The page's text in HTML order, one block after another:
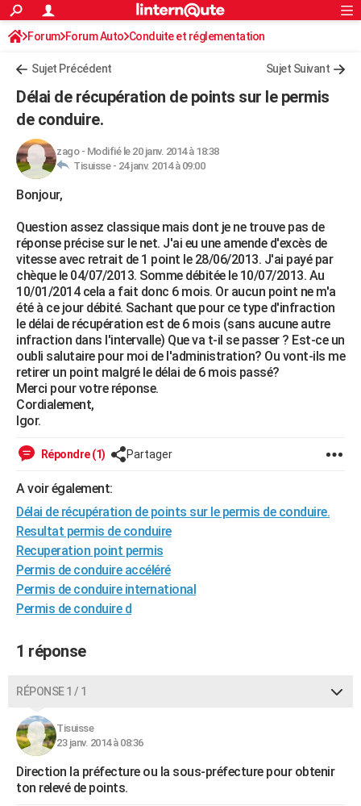
ACTUALITÉS
Politique
Société
Faits Divers
Education
Monde
Villes
+
Programme TV
TNTStreaming
Cinéma
Sorties cinéma
Musique
FINANCE
Retraite
Impôts
Epargne
Immobilier
Risques naturels par ville
Banque
Assurance
Crédit
AUTO
Essais
Réserver un essai
Citadines
Berlines
SUV
Forum auto
HIGH-TECH
Forum
Aménagement intérieur
Extérieur
Cuisine
Salle de bains
Jardinage
Rangement
WEEK-END
Guides de France
Escapades
Patrimoine
Expositions
Musées
Week-end nature
+LIFESTYLE
Art de vivre
Bien-être
Loisirs
Mode
Modes de vie
SANTE
Alimentation
Guide de la santé
Maladies
Médicaments
Sommeil
VOYAGE
Destinations
City break
Voyage nature
Voyage de noces
Forum
Climat
+PHOTO
GUIDES D'ACHAT
BONS PLANS
Carte de Noël
Carte Bonne année
Carte Saint-Valentin
Carte Pâques
Carte d'anniversaire
DICTIONNAIRE
Dictionnaire
Biographies
Citations
Expressions
Proverbes
PROGRAMME TV
COPAINS D'AVANT
S'inscrire
Se connecter
Lycées
Collèges
Primaires
Universités
Entreprises
Service militaire
Avis de recherche
AVIS DE DÉCÈS
FORUM
S'inscrire
Connexion
Forum Forum Auto Conduite et réglementation
Radars et permis
Sujet Précédent Sujet Suivant
Délai de récupération de points sur le permis
de conduire.
zago- Modifié le 20 janv. 2014 à 18:38
Tisuisse - 24 janv. 2014 à 09:00
Bonjour,
Question assez classique mais dont je ne trouve pas de
réponse précise sur le net. J'ai eu une amende d'excès de
vitesse avec retrait de 1 point le 28/06/2013. J'ai payé par
chèque le 04/07/2013. Somme débitée le 10/07/2013. Au
10/01/2014 cela a fait donc 6 mois. Or aucun point ne m'a
été à ce jour débité. Sachant que pour ce type d'infraction
le délai de récupération est de 6 mois (sans aucune autre
infraction dans l'intervalle) Que va t-il se passer ? Est-ce un
oubli salutaire pour moi de l'administration? Ou vont-ils me
retirer un point malgré le délai de 6 mois passé?
Merci pour votre réponse.
Cordialement,
Igor.
Répondre (1) Partager
A voir également:
Délai de récupération de points sur le permis de conduire.
Resultat permis de conduire
Recuperation point permis
Permis de conduire accéléré
Permis de conduire international
Permis de conduire d
1 réponse
RÉPONSE 1 / 1
Tisuisse
23 janv. 2014 à 08:36
Direction la préfecture ou la sous-préfecture pour obtenir
ton relevé de points.